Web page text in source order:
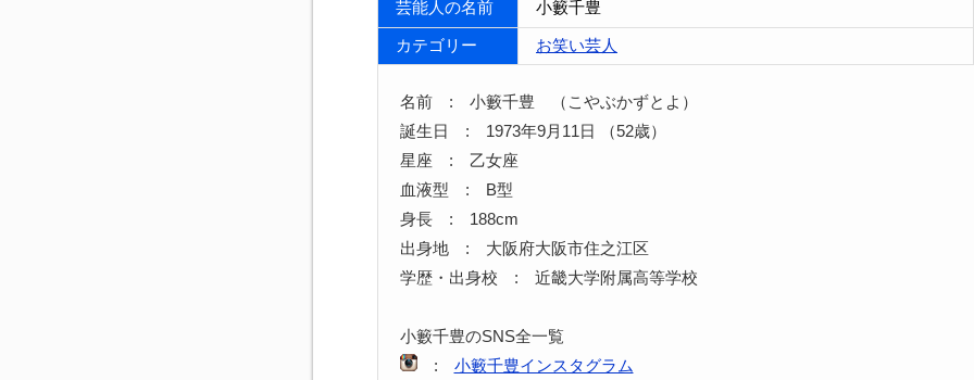
芸能人の名前 小籔千豊
カテゴリー お笑い芸人
名前 : 小籔千豊 （こやぶかずとよ）
誕生日 : 1973年9月11日 （52歳）
星座 : 乙女座
血液型 : B型
身長 : 188cm
出身地 : 大阪府大阪市住之江区
学歴・出身校 : 近畿大学附属高等学校
小籔千豊のSNS全一覧
: 小籔千豊インスタグラム